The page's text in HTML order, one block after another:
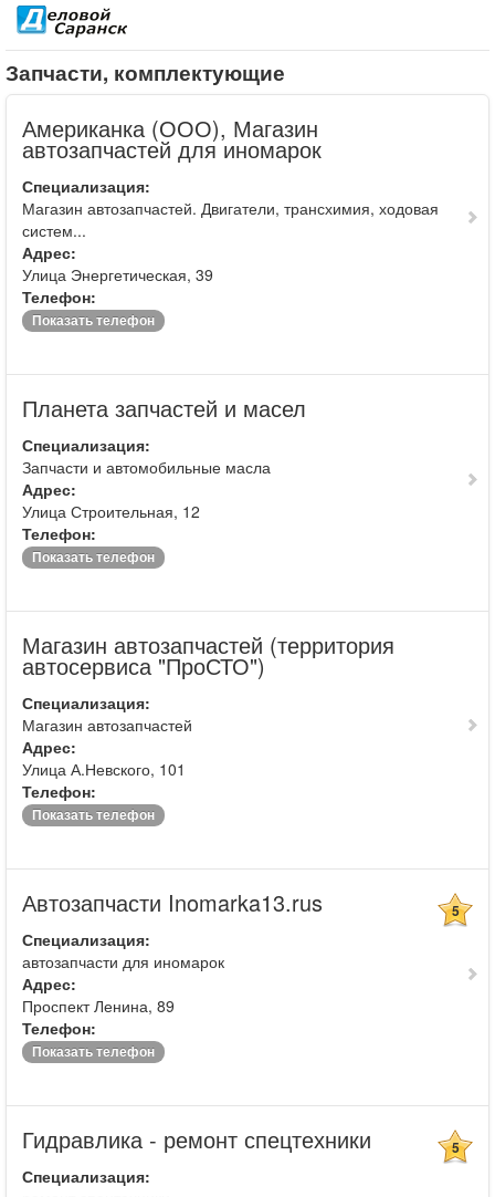
Запчасти, комплектующие
Американка (ООО), Магазин
автозапчастей для иномарок
Специализация:
Магазин автозапчастей. Двигатели, трансхимия, ходовая
систем...
Адрес:
Улица Энергетическая, 39
Телефон:
Показать телефон
Планета запчастей и масел
Специализация:
Запчасти и автомобильные масла
Адрес:
Улица Строительная, 12
Телефон:
Показать телефон
Магазин автозапчастей (территория
автосервиса "ПроСТО")
Специализация:
Магазин автозапчастей
Адрес:
Улица А.Невского, 101
Телефон:
Показать телефон
Автозапчасти Inomarka13.rus 5
Специализация:
автозапчасти для иномарок
Адрес:
Проспект Ленина, 89
Телефон:
Показать телефон
Гидравлика - ремонт спецтехники 5
Специализация: